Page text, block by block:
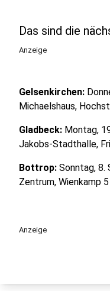
Das sind die
Anzeige
Gelsenkirchen:
Michaelshaus,
Gladbeck: Montag,
Jakobs-Stadthalle,
Bottrop: Sonntag, 8.
Zentrum, Wienkamp 5
Anzeige